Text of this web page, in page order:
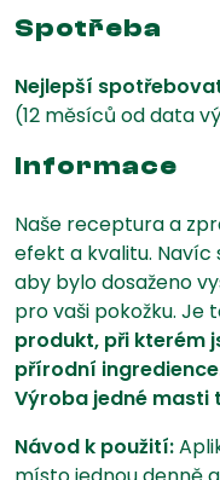
Spotřeba
Nejlepší
(12 měsíců od data
Informace
Naše receptura a
efekt a kvalitu. Navíc
aby bylo dosaženo
pro vaši pokožku. Je
produkt, při kterém
přírodní
Výroba jedné masti
Návod k použití: